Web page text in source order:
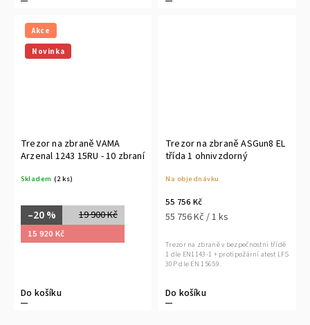
Akce
Novinka
Trezor na zbraně VAMA
Arzenal 1243 15RU - 10 zbraní
Skladem (2 ks)
19 900 Kč
–20 %
15 920 Kč
Do košíku
Trezor na zbraně ASGun8 EL
třída 1 ohnivzdorný
Na objednávku
55 756 Kč
55 756 Kč / 1 ks
Do košíku
Trezor na zbraně v bezpečnostní třídě
1 dle EN1143-1 + protipožární atest LFS
30P dle EN 15659.